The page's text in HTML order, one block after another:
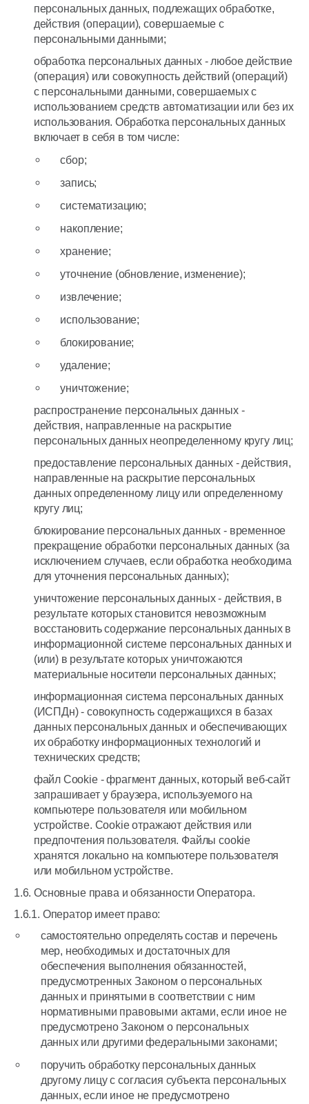
персональных данных, подлежащих обработке,
действия (операции), совершаемые с
персональными данными;
обработка персональных данных - любое действие
(операция) или совокупность действий (операций)
с персональными данными, совершаемых с
использованием средств автоматизации или без их
использования. Обработка персональных данных
включает в себя в том числе:
сбор;
запись;
систематизацию;
накопление;
хранение;
уточнение (обновление, изменение);
извлечение;
использование;
блокирование;
удаление;
уничтожение;
распространение персональных данных -
действия, направленные на раскрытие
персональных данных неопределенному кругу лиц;
предоставление персональных данных - действия,
направленные на раскрытие персональных
данных определенному лицу или определенному
кругу лиц;
блокирование персональных данных - временное
прекращение обработки персональных данных (за
исключением случаев, если обработка необходима
для уточнения персональных данных);
уничтожение персональных данных - действия, в
результате которых становится невозможным
восстановить содержание персональных данных в
информационной системе персональных данных и
(или) в результате которых уничтожаются
материальные носители персональных данных;
информационная система персональных данных
(ИСПДн) - совокупность содержащихся в базах
данных персональных данных и обеспечивающих
их обработку информационных технологий и
технических средств;
файл Сookie - фрагмент данных, который веб-сайт
запрашивает у браузера, используемого на
компьютере пользователя или мобильном
устройстве. Cookie отражают действия или
предпочтения пользователя. Файлы cookie
хранятся локально на компьютере пользователя
или мобильном устройстве.
1.6. Основные права и обязанности Оператора.
1.6.1. Оператор имеет право:
самостоятельно определять состав и перечень
мер, необходимых и достаточных для
обеспечения выполнения обязанностей,
предусмотренных Законом о персональных
данных и принятыми в соответствии с ним
нормативными правовыми актами, если иное не
предусмотрено Законом о персональных
данных или другими федеральными законами;
поручить обработку персональных данных
другому лицу с согласия субъекта персональных
данных, если иное не предусмотрено